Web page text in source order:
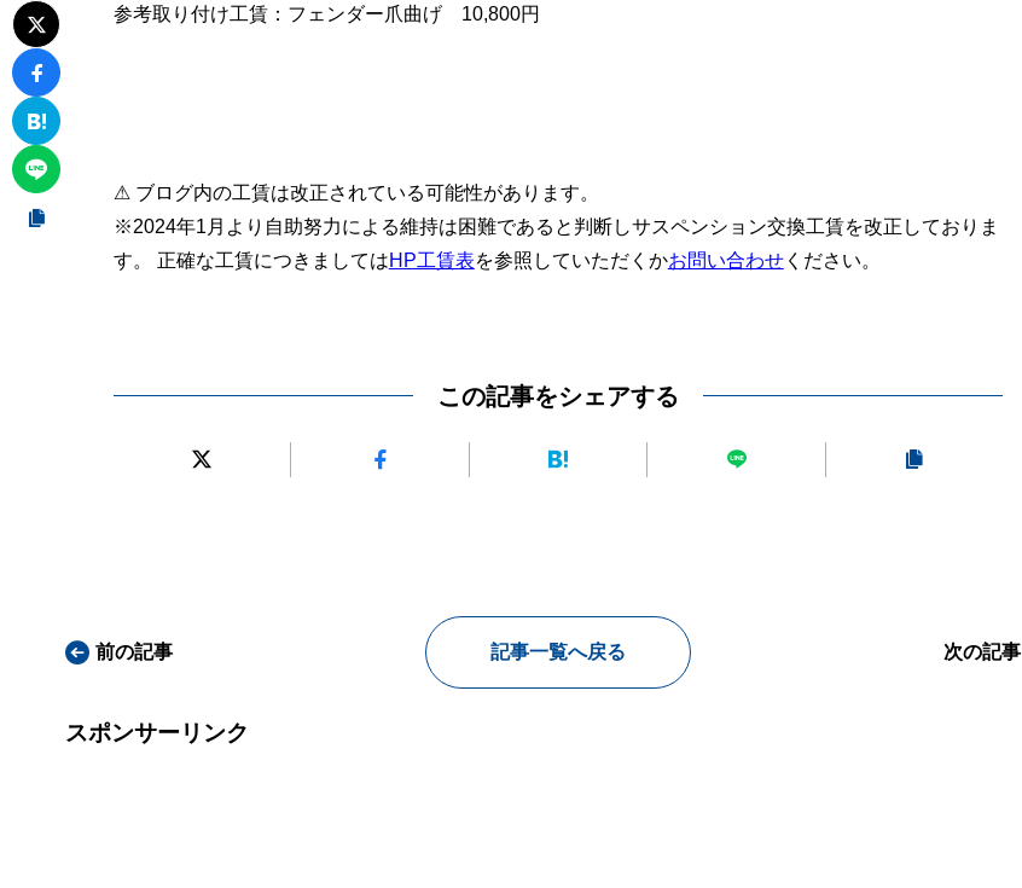
参考取り付け工賃：フェンダー爪曲げ 10,800円
⚠ ブログ内の工賃は改正されている可能性があります。
※2024年1月より自助努力による維持は困難であると判断しサスペンション交換工賃を改正しておりま
す。 正確な工賃につきましてはHP工賃表を参照していただくかお問い合わせください。
この記事をシェアする
前の記事 記事一覧へ戻る 次の記事
スポンサーリンク